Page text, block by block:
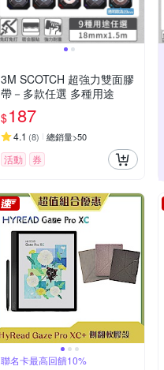
3M SCOTCH 超強力雙面膠
帶－多款任選 多種用途
$187
4.1 (8) 總銷量>50
活動 券
聯名卡最高回饋10%